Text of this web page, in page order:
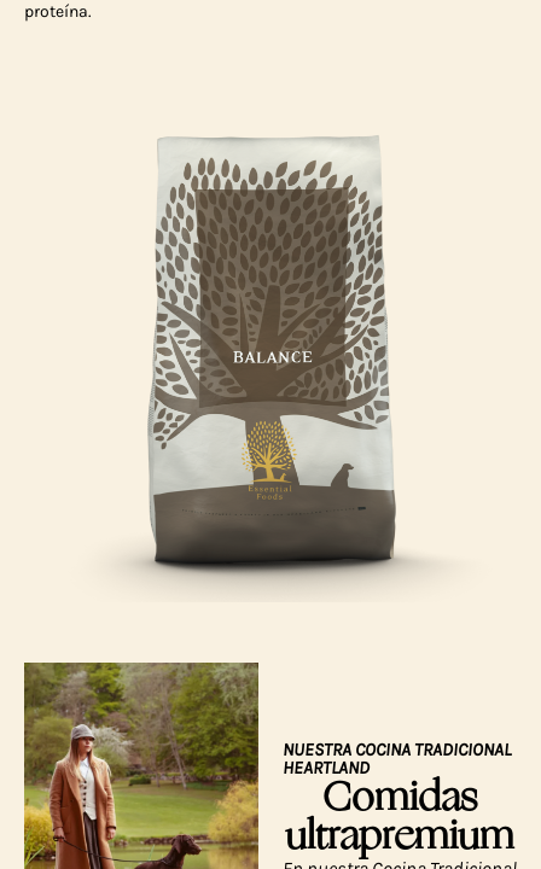
proteína.
NUESTRA COCINA TRADICIONAL
HEARTLAND
Comidas
ultrapremium